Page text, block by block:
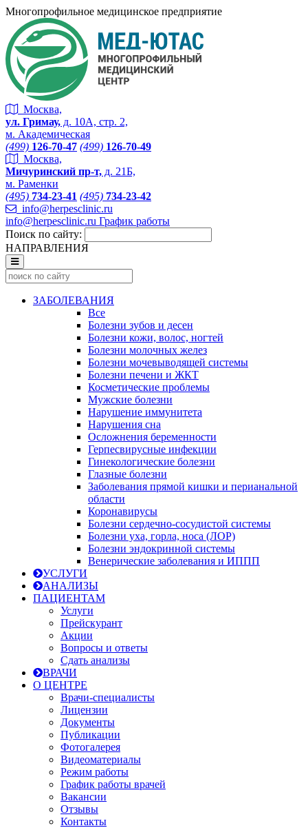
Многопрофильное медицинское предприятие
Москва,
ул. Гримау, д. 10А, стр. 2,
м. Академическая
(499) 126-70-47 (499) 126-70-49
Москва,
Мичуринский пр-т, д. 21Б,
м. Раменки
(495) 734-23-41 (495) 734-23-42
info@herpesclinic.ru
info@herpesclinic.ru График работы
Поиск по сайту:
НАПРАВЛЕНИЯ
ЗАБОЛЕВАНИЯ
Все
Болезни зубов и десен
Болезни кожи, волос, ногтей
Болезни молочных желез
Болезни мочевыводящей системы
Болезни печени и ЖКТ
Косметические проблемы
Мужские болезни
Нарушение иммунитета
Нарушения сна
Осложнения беременности
Герпесвирусные инфекции
Гинекологические болезни
Глазные болезни
Заболевания прямой кишки и перианальной
области
Коронавирусы
Болезни сердечно-сосудистой системы
Болезни уха, горла, носа (ЛОР)
Болезни эндокринной системы
Венерические заболевания и ИППП
УСЛУГИ
АНАЛИЗЫ
ПАЦИЕНТАМ
Услуги
Прейскурант
Акции
Вопросы и ответы
Сдать анализы
ВРАЧИ
О ЦЕНТРЕ
Врачи-специалисты
Лицензии
Документы
Публикации
Фотогалерея
Видеоматериалы
Режим работы
График работы врачей
Вакансии
Отзывы
Контакты